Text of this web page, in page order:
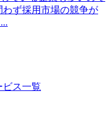
ず採用市場の競争が
ビス一覧